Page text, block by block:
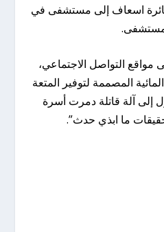
اسعاف إلى مستشفى في
مواقع التواصل الاجتماعي،
المصممة لتوفير المتعة
إلى آلة قاتلة دمرت أسرة
ما ابذي حدث”.